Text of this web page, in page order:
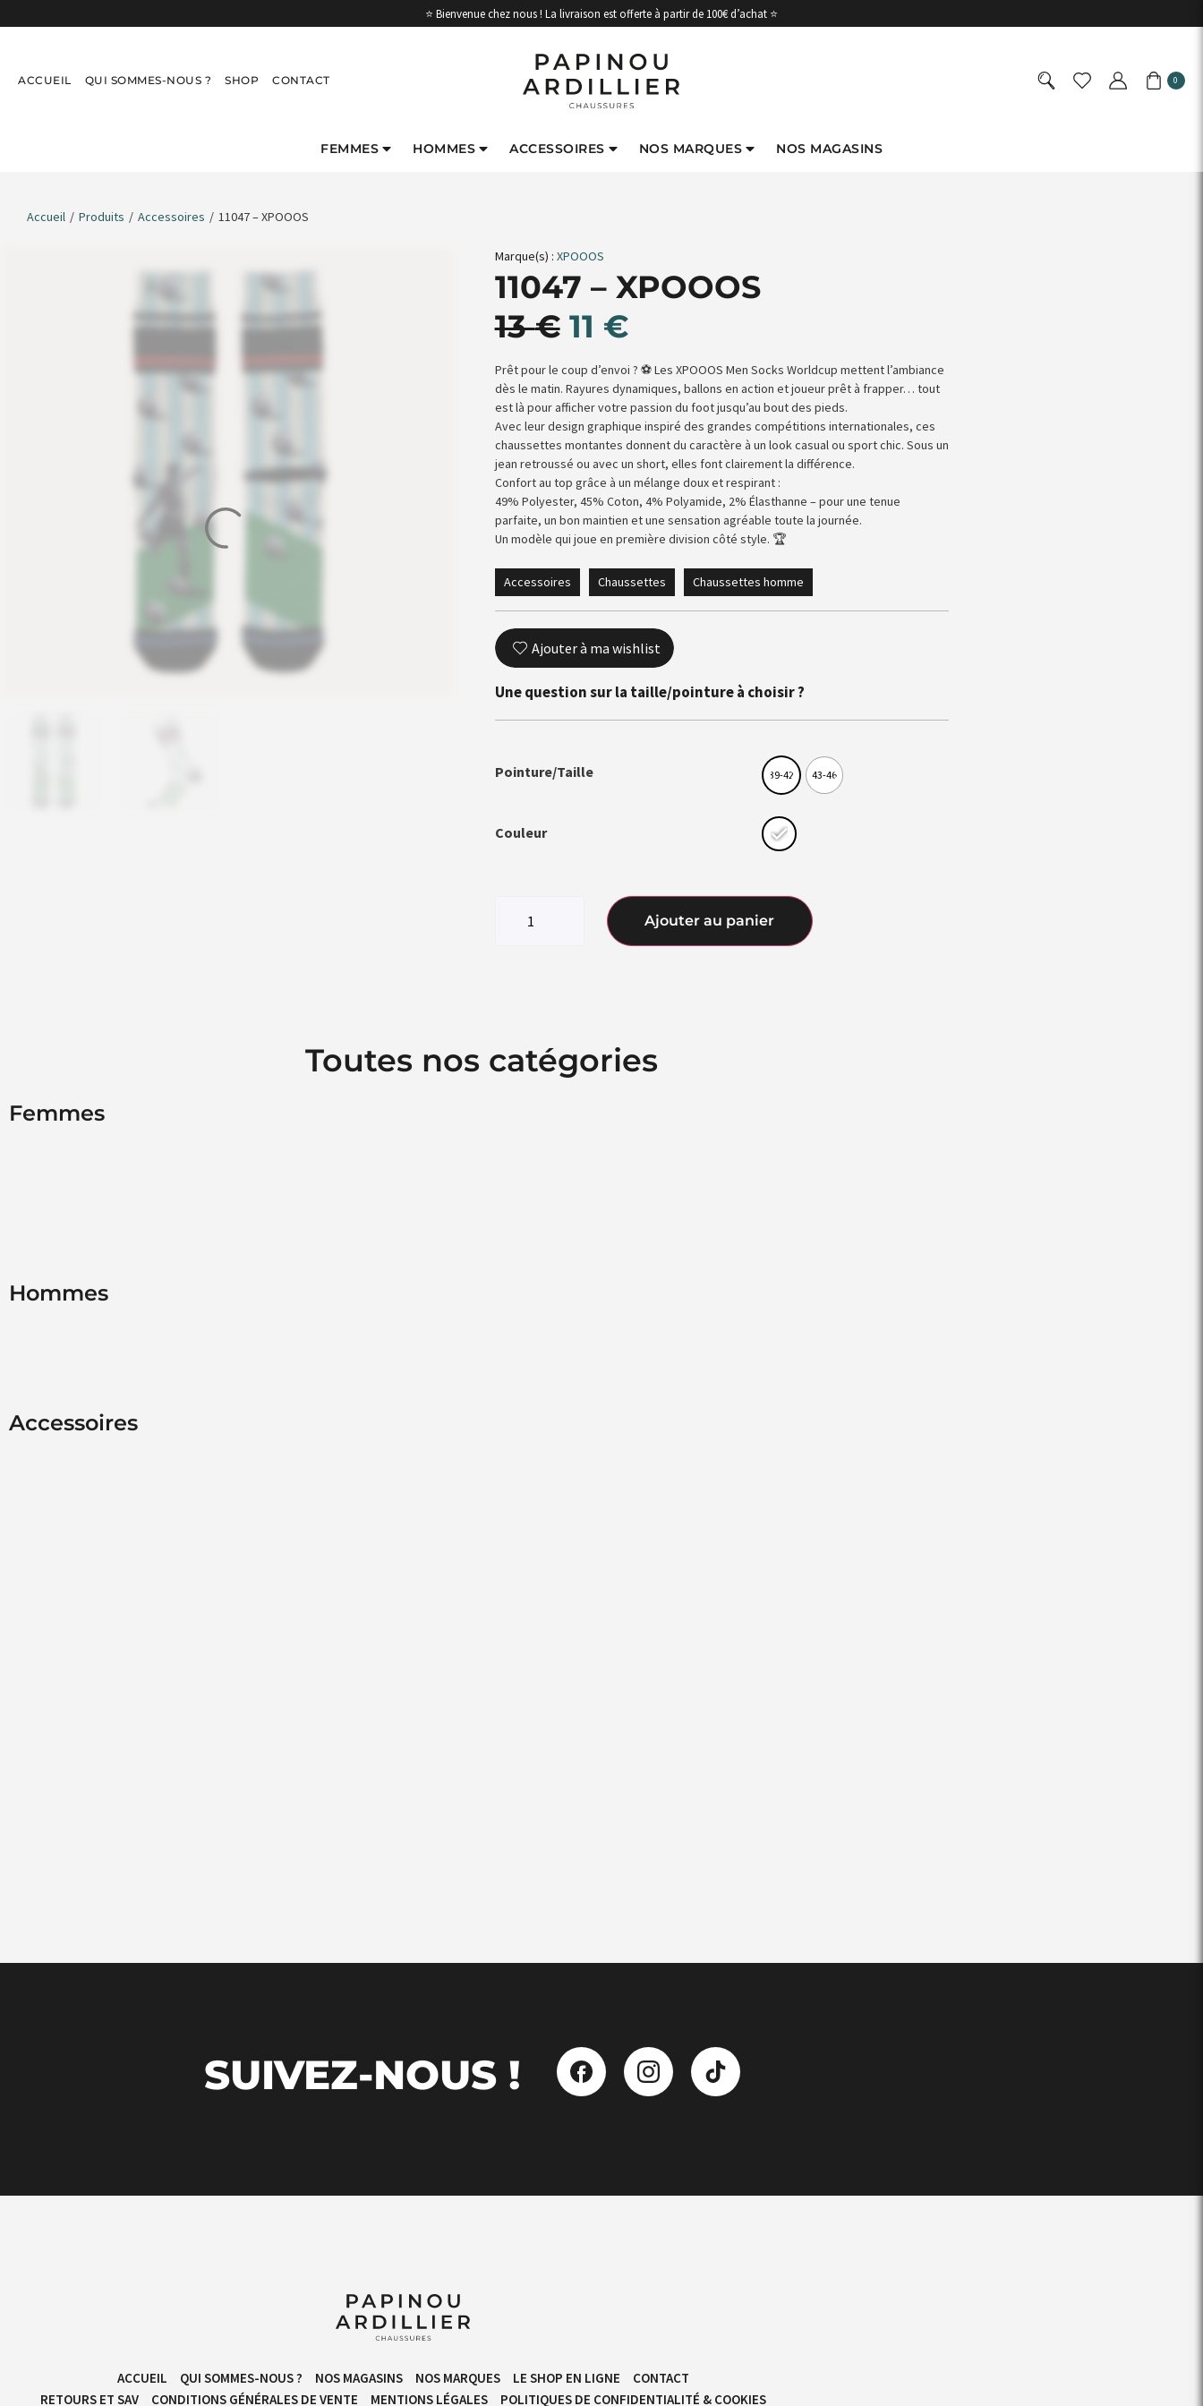
⭐ Bienvenue chez nous ! La livraison est offerte à partir de 100€ d’achat ⭐
ACCUEIL QUI SOMMES-NOUS ? SHOP CONTACT 0
FEMMES HOMMES ACCESSOIRES NOS MARQUES NOS MAGASINS
Accueil / Produits / Accessoires / 11047 – XPOOOS
Marque(s) : XPOOOS
11047 – XPOOOS
13€ 11 €
Prêt pour le coup d’envoi ? ⚽ Les XPOOOS Men Socks Worldcup mettent l’ambiance
dès le matin. Rayures dynamiques, ballons en action et joueur prêt à frapper… tout
est là pour afficher votre passion du foot jusqu’au bout des pieds.
Avec leur design graphique inspiré des grandes compétitions internationales, ces
chaussettes montantes donnent du caractère à un look casual ou sport chic. Sous un
jean retroussé ou avec un short, elles font clairement la différence.
Confort au top grâce à un mélange doux et respirant :
49% Polyester, 45% Coton, 4% Polyamide, 2% Élasthanne – pour une tenue
parfaite, un bon maintien et une sensation agréable toute la journée.
Un modèle qui joue en première division côté style. 🏆
Accessoires Chaussettes Chaussettes homme
Ajouter à ma wishlist
Une question sur la taille/pointure à choisir ?
Pointure/Taille 39-42 43-46
Couleur
Ajouter au panier
Toutes nos catégories
Femmes
Hommes
Accessoires
SUIVEZ-NOUS !
ACCUEIL QUI SOMMES-NOUS ? NOS MAGASINS NOS MARQUES LE SHOP EN LIGNE
CONTACT
RETOURS ET SAV
CONDITIONS GÉNÉRALES DE VENTE​ MENTIONS LÉGALES POLITIQUES DE CONFIDENTIALITÉ & COOKIES